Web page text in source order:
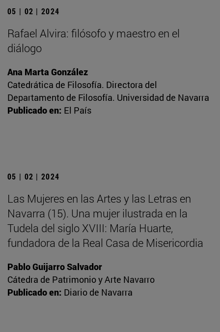
05 | 02 | 2024
Rafael Alvira: filósofo y maestro en el
diálogo
Ana Marta González
Catedrática de Filosofía. Directora del
Departamento de Filosofía. Universidad de Navarra
Publicado en: El País
05 | 02 | 2024
Las Mujeres en las Artes y las Letras en
Navarra (15). Una mujer ilustrada en la
Tudela del siglo XVIII: María Huarte,
fundadora de la Real Casa de Misericordia
Pablo Guijarro Salvador
Cátedra de Patrimonio y Arte Navarro
Publicado en: Diario de Navarra